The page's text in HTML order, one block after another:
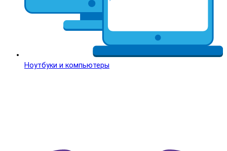
Ноутбуки и компьютеры